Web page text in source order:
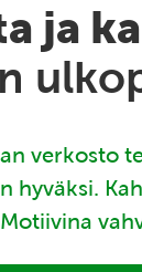
ja
verkosto
hyväksi.